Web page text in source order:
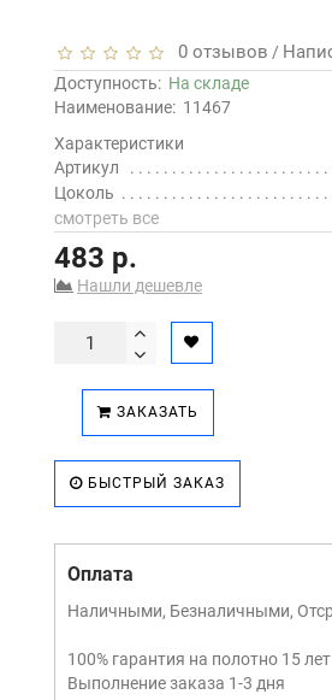
0 отзывов /
Доступность: На складе
Наименование: 11467
Характеристики
Артикул
Цоколь
смотреть все
483 р.
Нашли дешевле
ЗАКАЗАТЬ
БЫСТРЫЙ ЗАКАЗ
Оплата
Наличными, Безналичными,
100% гарантия на полотно 15 лет
Выполнение заказа 1-3 дня